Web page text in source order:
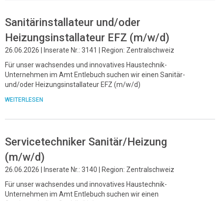
Sanitärinstallateur und/oder
Heizungsinstallateur EFZ (m/w/d)
26.06.2026 | Inserate Nr.: 3141 | Region: Zentralschweiz
Für unser wachsendes und innovatives Haustechnik-
Unternehmen im Amt Entlebuch suchen wir einen Sanitär-
und/oder Heizungsinstallateur EFZ (m/w/d)
WEITERLESEN
Servicetechniker Sanitär/Heizung
(m/w/d)
26.06.2026 | Inserate Nr.: 3140 | Region: Zentralschweiz
Für unser wachsendes und innovatives Haustechnik-
Unternehmen im Amt Entlebuch suchen wir einen